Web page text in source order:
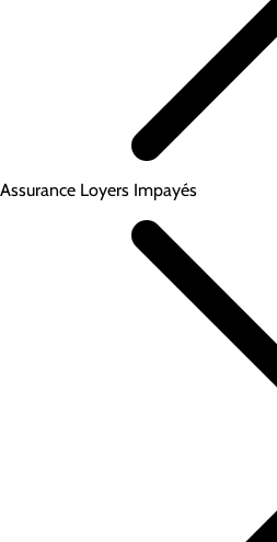
Assurance Loyers Impayés